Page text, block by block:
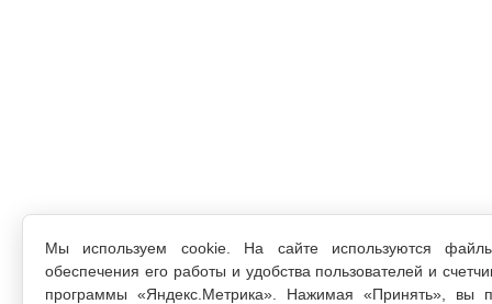
Мы используем cookie. На сайте используются
обеспечения его работы и удобства пользователей и
программы «Яндекс.Метрика». Нажимая «Принять», вы